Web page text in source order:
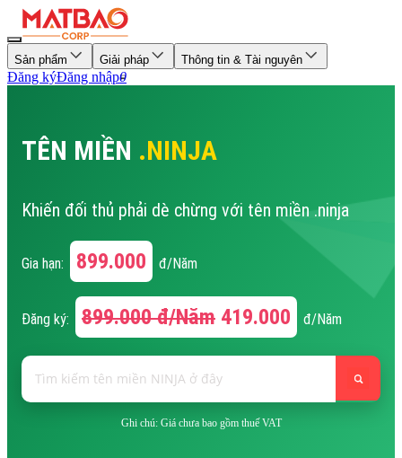
Sản phẩm Giải pháp Thông tin & Tài nguyên
Đăng kýĐăng nhập0
TÊN MIỀN .NINJA
Khiến đối thủ phải dè chừng với tên miền .ninja
Gia hạn: 899.000 đ/Năm
Đăng ký: 899.000 đ/Năm 419.000 đ/Năm
Ghi chú: Giá chưa bao gồm thuế VAT